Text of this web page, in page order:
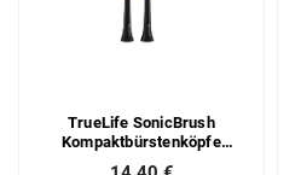
TrueLife SonicBrush
Kompaktbürstenköpfe